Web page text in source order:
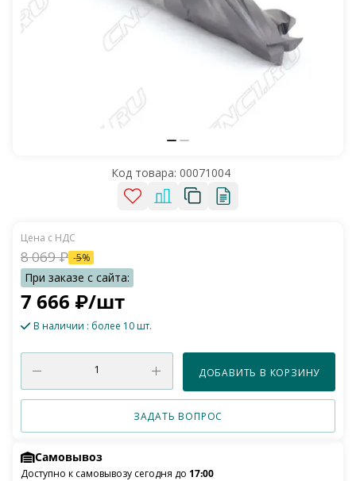
Код товара: 00071004
7 666 ₽/шт
8 069₽ -5%
В наличии : более 10 шт.
ДОБАВИТЬ В КОРЗИНУ
ЗАДАТЬ ВОПРОС
Самовывоз
Доступно к самовывозу сегодня до 17:00